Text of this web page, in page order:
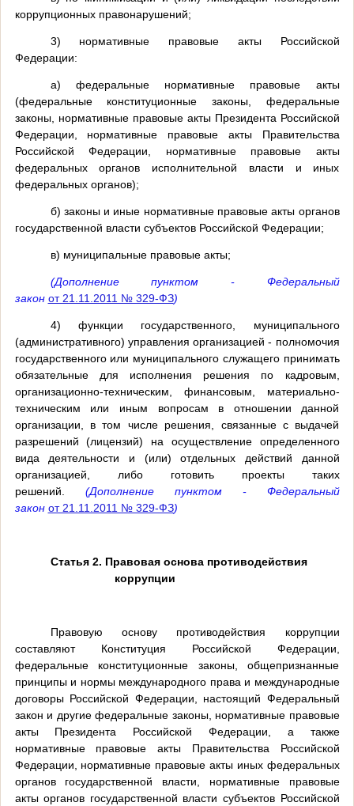
коррупционных правонарушений;
3) нормативные правовые акты Российской
Федерации:
а) федеральные нормативные правовые акты
(федеральные конституционные законы, федеральные
законы, нормативные правовые акты Президента Российской
Федерации, нормативные правовые акты Правительства
Российской Федерации, нормативные правовые акты
федеральных органов исполнительной власти и иных
федеральных органов);
б) законы и иные нормативные правовые акты органов
государственной власти субъектов Российской Федерации;
в) муниципальные правовые акты;
(Дополнение пунктом - Федеральный
закон от 21.11.2011 № 329-ФЗ)
4) функции государственного, муниципального
(административного) управления организацией - полномочия
государственного или муниципального служащего принимать
обязательные для исполнения решения по кадровым,
организационно-техническим, финансовым, материально-
техническим или иным вопросам в отношении данной
организации, в том числе решения, связанные с выдачей
разрешений (лицензий) на осуществление определенного
вида деятельности и (или) отдельных действий данной
организацией, либо готовить проекты таких
решений. (Дополнение пунктом - Федеральный
закон от 21.11.2011 № 329-ФЗ)
Статья 2. Правовая основа противодействия
коррупции
Правовую основу противодействия коррупции
составляют Конституция Российской Федерации,
федеральные конституционные законы, общепризнанные
принципы и нормы международного права и международные
договоры Российской Федерации, настоящий Федеральный
закон и другие федеральные законы, нормативные правовые
акты Президента Российской Федерации, а также
нормативные правовые акты Правительства Российской
Федерации, нормативные правовые акты иных федеральных
органов государственной власти, нормативные правовые
акты органов государственной власти субъектов Российской